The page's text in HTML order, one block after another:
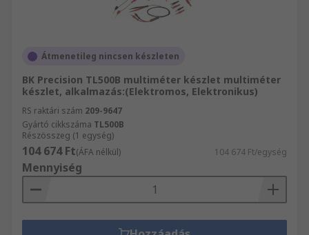
Átmenetileg nincsen készleten
BK Precision TL500B multiméter készlet multiméter
készlet, alkalmazás:(Elektromos, Elektronikus)
RS raktári szám 209-9647
Gyártó cikkszáma TL500B
Részösszeg (1 egység)
104 674 Ft(ÁFA nélkül) 104 674 Ft/egység
Mennyiség